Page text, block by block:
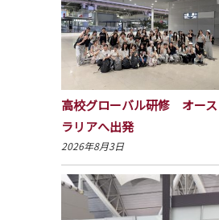
高校グローバル研修 オー
ラリアへ出発
2026年8月3日